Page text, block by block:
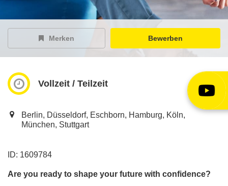
EY Joblight
Merken Bewerben
Vollzeit / Teilzeit
Berlin, Düsseldorf, Eschborn, Hamburg, Köln,
München, Stuttgart
ID: 1609784
Are you ready to shape your future with confidence?